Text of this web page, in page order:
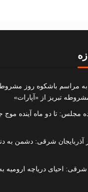
مراسم باشکوه روز
تبریز از «آپارات»
مجلس: تا دو ماه آینده موج
آذربایجان شرقی: دشمن به
شرقی: احیای دریاچه ارومیه